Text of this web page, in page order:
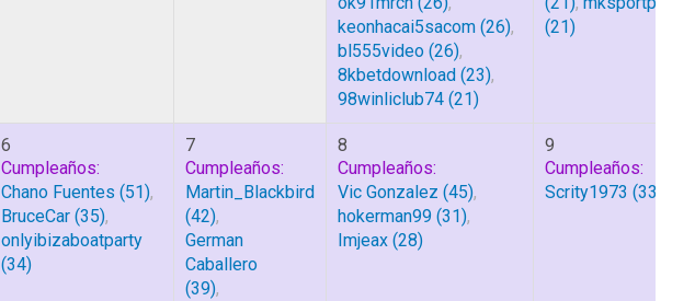
keonhacai5sacom (26),
bl555video (26),
8kbetdownload (23),
98winliclub74 (21)
(21)
6
Cumpleaños:
Chano Fuentes (51),
BruceCar (35),
onlyibizaboatparty
(34)
7
Cumpleaños:
Martin_Blackbird
(42),
German
Caballero
(39),
8
Cumpleaños:
Vic Gonzalez (45),
hokerman99 (31),
Imjeax (28)
9
Cumpleaños:
Scrity1973 (33)